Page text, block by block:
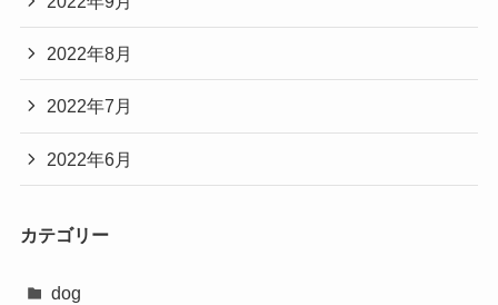
2022年8月
2022年7月
2022年6月
カテゴリー
dog